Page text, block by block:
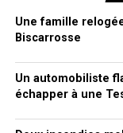
Une famille
Biscarrosse
Un automobiliste
échapper à une